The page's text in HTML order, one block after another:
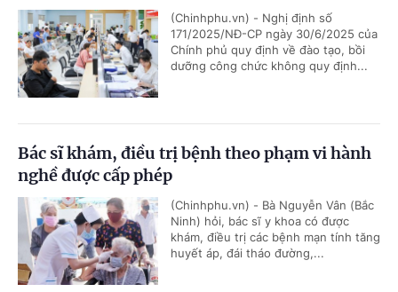
(Chinhphu.vn) - Nghị định số
171/2025/NĐ-CP ngày 30/6/2025 của
Chính phủ quy định về đào tạo, bồi
dưỡng công chức không quy định...
Bác sĩ khám, điều trị bệnh theo phạm vi hành
nghề được cấp phép
(Chinhphu.vn) - Bà Nguyễn Vân (Bắc
Ninh) hỏi, bác sĩ y khoa có được
khám, điều trị các bệnh mạn tính tăng
huyết áp, đái tháo đường,...